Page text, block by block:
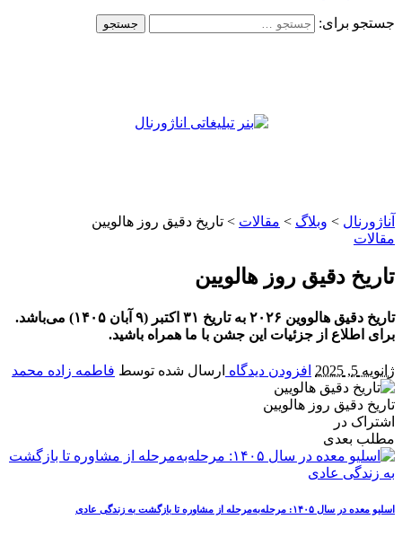
جستجو برای:
آناژورنال > وبلاگ > مقالات > تاریخ دقیق روز هالویین
مقالات
تاریخ دقیق روز هالویین
تاریخ دقیق هالووین ۲۰۲۶ به تاریخ ۳۱ اکتبر (۹ آبان ۱۴۰۵) می‌باشد.
برای اطلاع از جزئیات این جشن با ما همراه باشید.
ژانویه 5, 2025 افزودن دیدگاه ارسال شده توسط فاطمه زاده محمد
تاریخ دقیق روز هالویین
اشتراک در
مطلب بعدی
اسلیو معده در سال ۱۴۰۵: مرحله‌به‌مرحله از مشاوره تا بازگشت به زندگی عادی